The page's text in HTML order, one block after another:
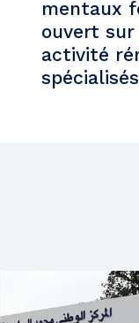
mentaux
ouvert sur
activité